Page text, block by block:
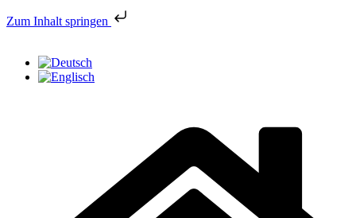
Zum Inhalt springen